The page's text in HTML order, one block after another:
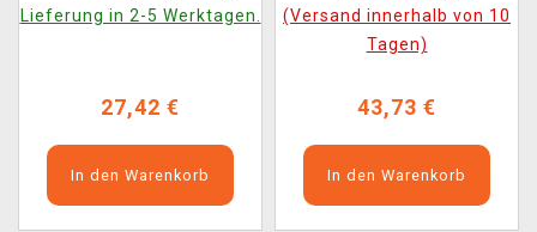
Figuren)
Lieferung in 2-5 Werktagen.
27,42 €
In den Warenkorb
Hobbit Rulebook ENG
(Versand innerhalb von 10
Tagen)
43,73 €
In den Warenkorb